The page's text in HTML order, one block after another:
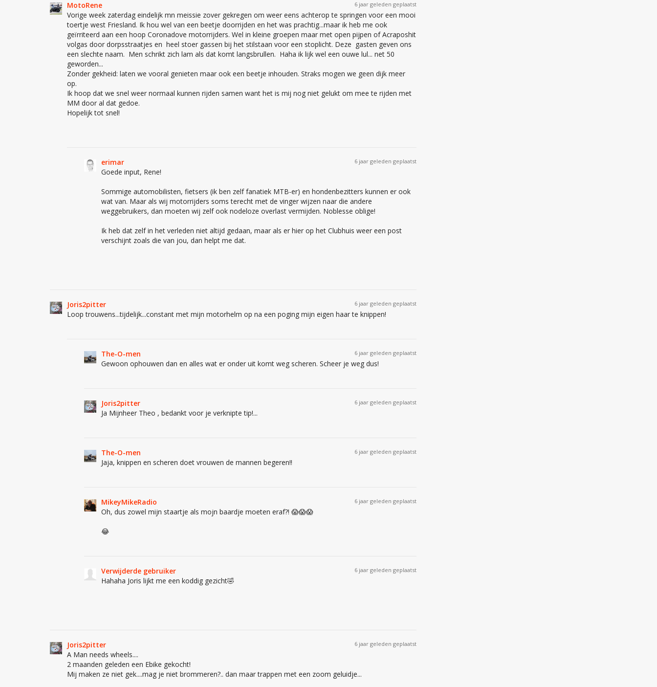
6 jaar geleden geplaatst
MotoRene
Vorige week zaterdag eindelijk mn meissie zover gekregen om weer eens achterop te springen voor een mooi
toertje west Friesland. Ik hou wel van een beetje doorrijden en het was prachtig...maar ik heb me ook
geïrriteerd aan een hoop Coronadove motorrijders. Wel in kleine groepen maar met open pijpen of Acraposhit
volgas door dorpsstraatjes en heel stoer gassen bij het stilstaan voor een stoplicht. Deze gasten geven ons
een slechte naam. Men schrikt zich lam als dat komt langsbrullen. Haha ik lijk wel een ouwe lul... net 50
geworden...
Zonder gekheid: laten we vooral genieten maar ook een beetje inhouden. Straks mogen we geen dijk meer
op.
Ik hoop dat we snel weer normaal kunnen rijden samen want het is mij nog niet gelukt om mee te rijden met
MM door al dat gedoe.
Hopelijk tot snel!
6 jaar geleden geplaatst
erimar
Goede input, Rene!
Sommige automobilisten, fietsers (ik ben zelf fanatiek MTB-er) en hondenbezitters kunnen er ook
wat van. Maar als wij motorrijders soms terecht met de vinger wijzen naar die andere
weggebruikers, dan moeten wij zelf ook nodeloze overlast vermijden. Noblesse oblige!
Ik heb dat zelf in het verleden niet altijd gedaan, maar als er hier op het Clubhuis weer een post
verschijnt zoals die van jou, dan helpt me dat.
6 jaar geleden geplaatst
Joris2pitter
Loop trouwens...tijdelijk...constant met mijn motorhelm op na een poging mijn eigen haar te knippen!
6 jaar geleden geplaatst
The-O-men
Gewoon ophouwen dan en alles wat er onder uit komt weg scheren. Scheer je weg dus!
6 jaar geleden geplaatst
Joris2pitter
Ja Mijnheer Theo , bedankt voor je verknipte tip!...
6 jaar geleden geplaatst
The-O-men
Jaja, knippen en scheren doet vrouwen de mannen begeren!!
6 jaar geleden geplaatst
MikeyMikeRadio
Oh, dus zowel mijn staartje als mojn baardje moeten eraf?! 😱😱😱
😂
6 jaar geleden geplaatst
Verwijderde gebruiker
Hahaha Joris lijkt me een koddig gezicht🤣
6 jaar geleden geplaatst
Joris2pitter
A Man needs wheels....
2 maanden geleden een Ebike gekocht!
Mij maken ze niet gek....mag je niet brommeren?.. dan maar trappen met een zoom geluidje...